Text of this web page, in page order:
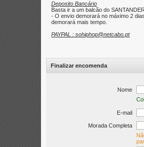
Deposito Bancário
Basta ir a um balcão do
- O envio demorará no máximo 2
demorará mais tempo.
PAYPAL : sohiphop@netcabo.pt
Finalizar encomenda
Nome
E-mail
Morada Completa